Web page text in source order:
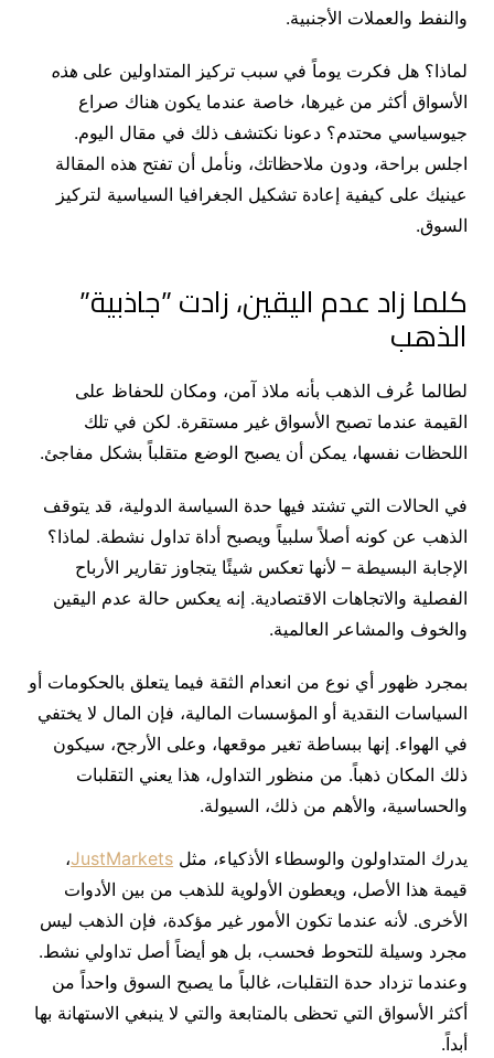
والنفط والعملات الأجنبية.
لماذا؟ هل فكرت يوماً في سبب تركيز المتداولين على هذه
الأسواق أكثر من غيرها، خاصة عندما يكون هناك صراع
جيوسياسي محتدم؟ دعونا نكتشف ذلك في مقال اليوم.
اجلس براحة، ودون ملاحظاتك، ونأمل أن تفتح هذه المقالة
عينيك على كيفية إعادة تشكيل الجغرافيا السياسية لتركيز
السوق.
كلما زاد عدم اليقين، زادت ”جاذبية”
الذهب
لطالما عُرف الذهب بأنه ملاذ آمن، ومكان للحفاظ على
القيمة عندما تصبح الأسواق غير مستقرة. لكن في تلك
اللحظات نفسها، يمكن أن يصبح الوضع متقلباً بشكل مفاجئ.
في الحالات التي تشتد فيها حدة السياسة الدولية، قد يتوقف
الذهب عن كونه أصلاً سلبياً ويصبح أداة تداول نشطة. لماذا؟
الإجابة البسيطة – لأنها تعكس شيئًا يتجاوز تقارير الأرباح
الفصلية والاتجاهات الاقتصادية. إنه يعكس حالة عدم اليقين
والخوف والمشاعر العالمية.
بمجرد ظهور أي نوع من انعدام الثقة فيما يتعلق بالحكومات أو
السياسات النقدية أو المؤسسات المالية، فإن المال لا يختفي
في الهواء. إنها ببساطة تغير موقعها، وعلى الأرجح، سيكون
ذلك المكان ذهباً. من منظور التداول، هذا يعني التقلبات
والحساسية، والأهم من ذلك، السيولة.
يدرك المتداولون والوسطاء الأذكياء، مثل JustMarkets،
قيمة هذا الأصل، ويعطون الأولوية للذهب من بين الأدوات
الأخرى. لأنه عندما تكون الأمور غير مؤكدة، فإن الذهب ليس
مجرد وسيلة للتحوط فحسب، بل هو أيضاً أصل تداولي نشط.
وعندما تزداد حدة التقلبات، غالباً ما يصبح السوق واحداً من
أكثر الأسواق التي تحظى بالمتابعة والتي لا ينبغي الاستهانة بها
أبداً.